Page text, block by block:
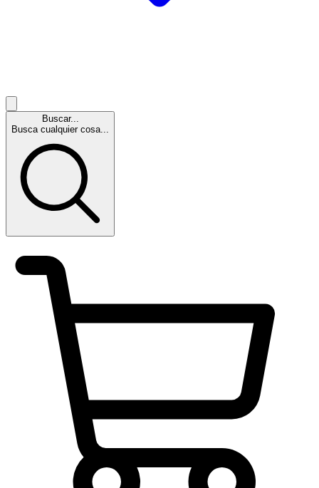
Buscar...
Busca cualquier cosa...